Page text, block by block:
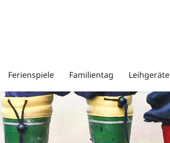
Ferienspiele Familientag Leihgeräte